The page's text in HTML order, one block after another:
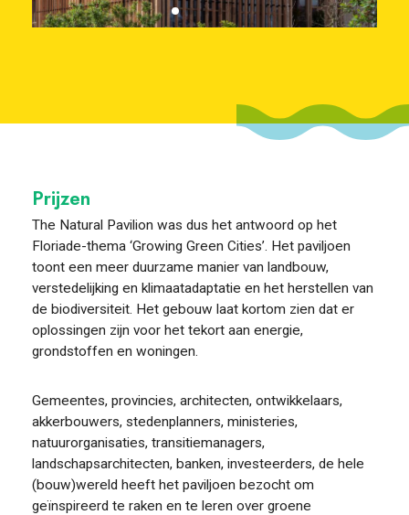
Prijzen
The Natural Pavilion was dus het antwoord op het
Floriade-thema ‘Growing Green Cities’. Het paviljoen
toont een meer duurzame manier van landbouw,
verstedelijking en klimaatadaptatie en het herstellen van
de biodiversiteit. Het gebouw laat kortom zien dat er
oplossingen zijn voor het tekort aan energie,
grondstoffen en woningen.
Gemeentes, provincies, architecten, ontwikkelaars,
akkerbouwers, stedenplanners, ministeries,
natuurorganisaties, transitiemanagers,
landschapsarchitecten, banken, investeerders, de hele
(bouw)wereld heeft het paviljoen bezocht om
geïnspireerd te raken en te leren over groene